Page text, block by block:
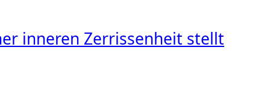
inneren Zerrissenheit stellt